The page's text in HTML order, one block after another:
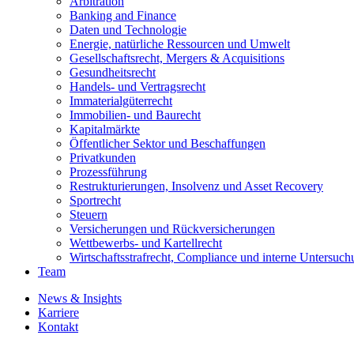
Banking and Finance
Daten und Technologie
Energie, natürliche Ressourcen und Umwelt
Gesellschaftsrecht, Mergers & Acquisitions
Gesundheitsrecht
Handels- und Vertragsrecht
Immaterialgüterrecht
Immobilien- und Baurecht
Kapitalmärkte
Öffentlicher Sektor und Beschaffungen
Privatkunden
Prozessführung
Restrukturierungen, Insolvenz und Asset Recovery
Sportrecht
Steuern
Versicherungen und Rückversicherungen
Wettbewerbs- und Kartellrecht
Wirtschaftsstrafrecht, Compliance und interne
Team
News & Insights
Karriere
Kontakt